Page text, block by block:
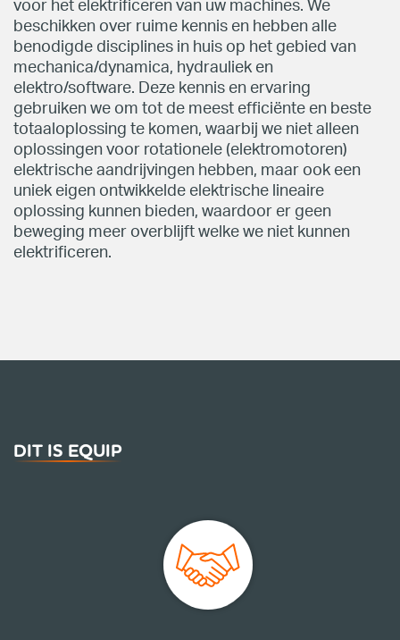
voor het elektrificeren van uw machines. We
beschikken over ruime kennis en hebben alle
benodigde disciplines in huis op het gebied van
mechanica/dynamica, hydrauliek en
elektro/software. Deze kennis en ervaring
gebruiken we om tot de meest efficiënte en beste
totaaloplossing te komen, waarbij we niet alleen
oplossingen voor rotationele (elektromotoren)
elektrische aandrijvingen hebben, maar ook een
uniek eigen ontwikkelde elektrische lineaire
oplossing kunnen bieden, waardoor er geen
beweging meer overblijft welke we niet kunnen
elektrificeren.
DIT IS EQUIP